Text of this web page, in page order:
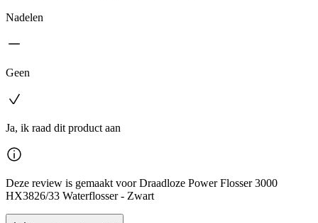
Nadelen
Geen
Ja, ik raad dit product aan
Deze review is gemaakt voor Draadloze Power Flosser 3000
HX3826/33 Waterflosser - Zwart